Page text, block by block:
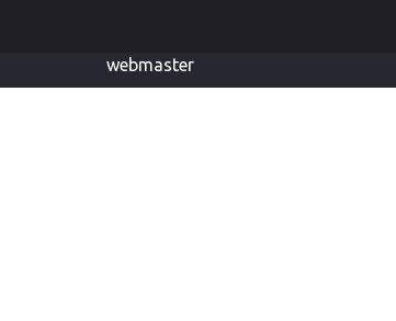
webmaster